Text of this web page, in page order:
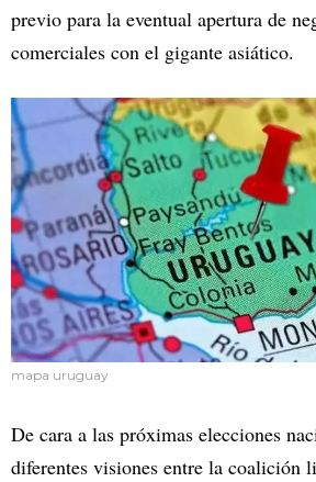
previo para la eventual apertura de
comerciales con el gigante asiático.
mapa uruguay
De cara a las próximas elecciones
diferentes visiones entre la coalición